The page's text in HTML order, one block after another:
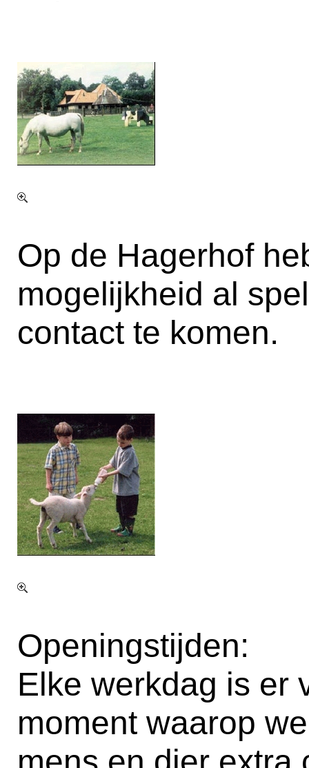
Op de Hagerhof
mogelijkheid al
contact te komen.
Openingstijden:
Elke werkdag is er
moment waarop